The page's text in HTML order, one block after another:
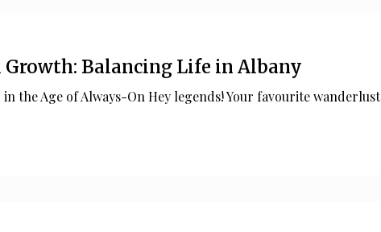
Balancing Life in Albany
in the Age of Always-On Hey legends! Your favourite